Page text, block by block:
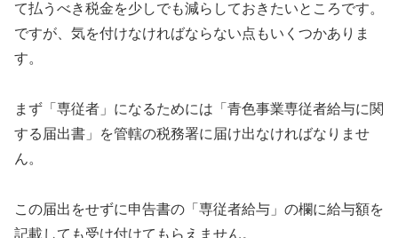
て払うべき税金を少しでも減らしておきたいところです。
ですが、気を付けなければならない点もいくつかありま
す。
まず「専従者」になるためには「青色事業専従者給与に関
する届出書」を管轄の税務署に届け出なければなりませ
ん。
この届出をせずに申告書の「専従者給与」の欄に給与額を
記載しても受け付けてもらえません。